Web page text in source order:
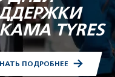
TYRES
ПОДРОБНЕЕ